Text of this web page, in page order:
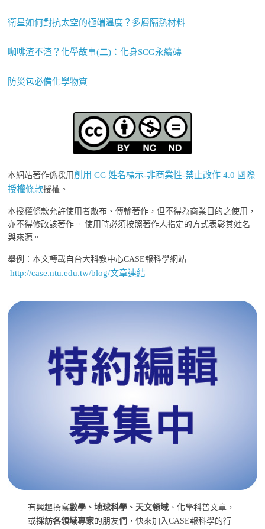
衛星如何對抗太空的極端溫度？多層隔熱材料
咖啡渣不渣？化學故事(二)：化身SCG永續磚
防災包必備化學物質
本網站著作係採用創用 CC 姓名標示-非商業性-禁止改作 4.0 國際
授權條款授權。
本授權條款允許使用者散布、傳輸著作，但不得為商業目的之使用，
亦不得修改該著作。 使用時必須按照著作人指定的方式表彰其姓名
與來源。
舉例：本文轉載自台大科教中心CASE報科學網站
http://case.ntu.edu.tw/blog/文章連結
有興趣撰寫數學、地球科學、天文領域 、化學科普文章，
或採訪各領域專家的朋友們，快來加入CASE報科學的行